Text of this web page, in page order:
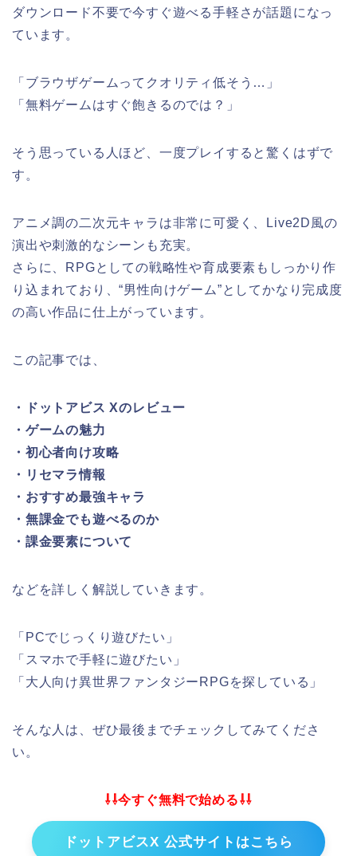
ダウンロード不要で今すぐ遊べる手軽さが話題になっ
ています。
「ブラウザゲームってクオリティ低そう…」
「無料ゲームはすぐ飽きるのでは？」
そう思っている人ほど、一度プレイすると驚くはずで
す。
アニメ調の二次元キャラは非常に可愛く、Live2D風の
演出や刺激的なシーンも充実。
さらに、RPGとしての戦略性や育成要素もしっかり作
り込まれており、“男性向けゲーム”としてかなり完成度
の高い作品に仕上がっています。
この記事では、
・ドットアビス Xのレビュー
・ゲームの魅力
・初心者向け攻略
・リセマラ情報
・おすすめ最強キャラ
・無課金でも遊べるのか
・課金要素について
などを詳しく解説していきます。
「PCでじっくり遊びたい」
「スマホで手軽に遊びたい」
「大人向け異世界ファンタジーRPGを探している」
そんな人は、ぜひ最後までチェックしてみてくださ
い。
⇩⇩今すぐ無料で始める⇩⇩
ドットアビスX 公式サイトはこちら